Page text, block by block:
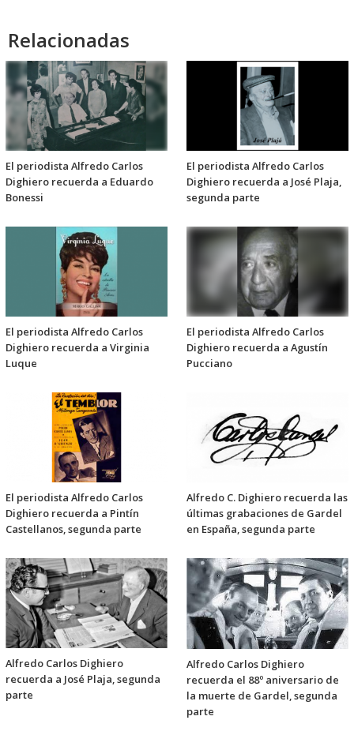
Relacionadas
El periodista Alfredo Carlos
Dighiero recuerda a Eduardo
Bonessi
El periodista Alfredo Carlos
Dighiero recuerda a José Plaja,
segunda parte
El periodista Alfredo Carlos
Dighiero recuerda a Virginia
Luque
El periodista Alfredo Carlos
Dighiero recuerda a Agustín
Pucciano
El periodista Alfredo Carlos
Dighiero recuerda a Pintín
Castellanos, segunda parte
Alfredo C. Dighiero recuerda las
últimas grabaciones de Gardel
en España, segunda parte
Alfredo Carlos Dighiero
recuerda a José Plaja, segunda
parte
Alfredo Carlos Dighiero
recuerda el 88º aniversario de
la muerte de Gardel, segunda
parte